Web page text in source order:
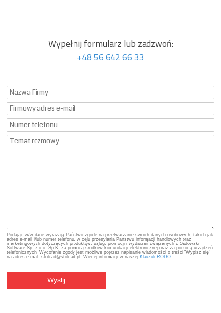
Wypełnij formularz lub zadzwoń:
+48 56 642 66 33
Podając w/w dane wyrażają Państwo zgodę na przetwarzanie swoich danych osobowych, takich jak
adres e-mail i/lub numer telefonu, w celu przesyłania Państwu informacji handlowych oraz
marketingowych dotyczących produktów, usług, promocji i wydarzeń związanych z Sadowski
Software Sp. z o.o. Sp.K. za pomocą środków komunikacji elektronicznej oraz za pomocą urządzeń
telefonicznych. Wycofanie zgody jest możliwe poprzez napisanie wiadomości o treści "Wypisz się"
na adres e-mail: stolcad@stolcad.pl. Więcej informacji w naszej Klauzuli RODO
Wyślij